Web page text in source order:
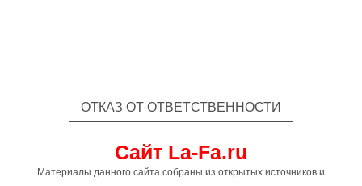
ОТКАЗ ОТ ОТВЕТСТВЕННОСТИ
Сайт La-Fa.ru
Материалы данного сайта собраны из открытых источников и